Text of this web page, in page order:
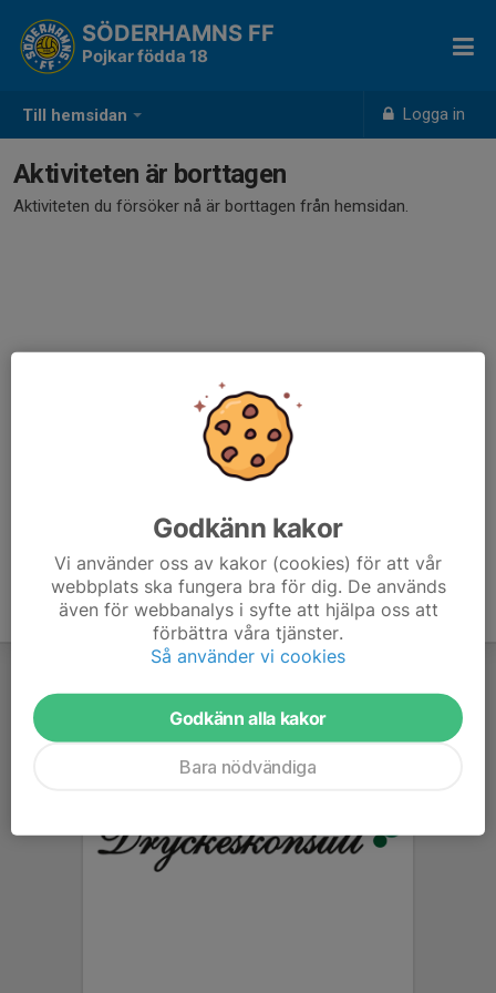
Till hemsidan Logga in
SÖDERHAMNS FF
Pojkar födda 18
Aktiviteten är borttagen
Aktiviteten du försöker nå är borttagen från hemsidan.
Godkänn kakor
Vi använder oss av kakor (cookies) för att vår
webbplats ska fungera bra för dig. De används
även för webbanalys i syfte att hjälpa oss att
förbättra våra tjänster.
Så använder vi cookies
Godkänn alla kakor
Bara nödvändiga